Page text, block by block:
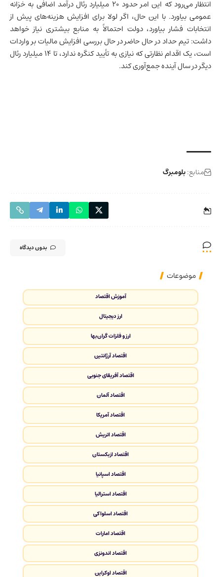
انتظار می‌رود که این امر حدود ۲۰ میلیارد رئال درآمد اضافی به خزانه
عمومی بیاورد. با این حال، اگر لولا برای افزایش هزینه‌های پیش از
انتخابات فشار بیاورد، دولت احتمالاً به منابع بیشتری نیاز خواهد
داشت: تیم حداد در حال حاضر در حال بررسی افزایش مالیات بر واردات
است، یک اقدام نظارتی که نیازی به تأیید کنگره ندارد، تا ۱۴ میلیارد رئال
دیگر در سال آینده جمع‌آوری کند.
منابع:بلومبرگ
بدون دیدگاه
موضوعات
آموزش اقتصاد
ارز دیجیتال
ارز و فلزات گران‌بها
اقتصاد آرژانتین
اقتصاد آفریقای جنوبی
اقتصاد آلمان
اقتصاد آمریکا
اقتصاد اتریش
اقتصاد ازبکستان
اقتصاد اسپانیا
اقتصاد استرالیا
اقتصاد اسلواکی
اقتصاد امارات
اقتصاد اندونزی
اقتصاد اوکراین